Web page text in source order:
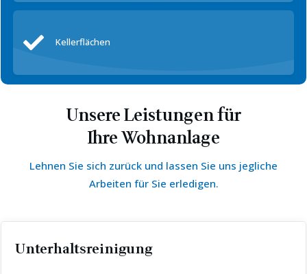
Kellerflächen
Unsere Leistungen für
IhreWohnanlage
Lehnen Sie sich zurück und lassen Sie uns jegliche
Arbeiten für Sie erledigen.
Unterhaltsreinigung